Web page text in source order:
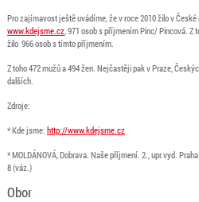
Pro zajímavost ještě uvádíme, že v roce 2010 žilo v
www.kdejsme.cz, 971 osob s příjmením Pinc/ Pincová. Z
žilo 966 osob s tímto příjmením.
Z toho 472 mužů a 494 žen. Nejčastěji pak v Praze,
dalších.
Zdroje:
* Kde jsme: http://www.kdejsme.cz
* MOLDÁNOVÁ, Dobrava. Naše příjmení. 2., upr.vyd.
8 (váz.)
Obor